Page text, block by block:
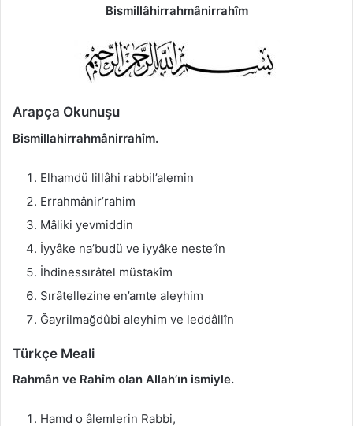
Bismillâhirrahmânirrahîm
Arapça Okunuşu
Bismillahirrahmânirrahîm.
Elhamdü lillâhi rabbil’alemin
Errahmânir’rahim
Mâliki yevmiddin
İyyâke na’budü ve iyyâke neste’în
İhdinessırâtel müstakîm
Sırâtellezine en’amte aleyhim
Ğayrilmağdûbi aleyhim ve leddâllîn
Türkçe Meali
Rahmân ve Rahîm olan Allah’ın ismiyle.
Hamd o âlemlerin Rabbi,